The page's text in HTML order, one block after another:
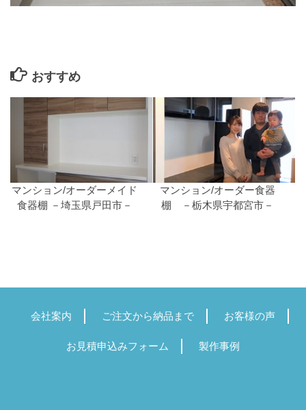
おすすめ
マンション/オーダーメイド
食器棚 －埼玉県戸田市－
マンション/オーダー食器
棚 －栃木県宇都宮市－
会社案内 ご注文から納品まで お客様の声
お見積申込みフォーム 製作事例